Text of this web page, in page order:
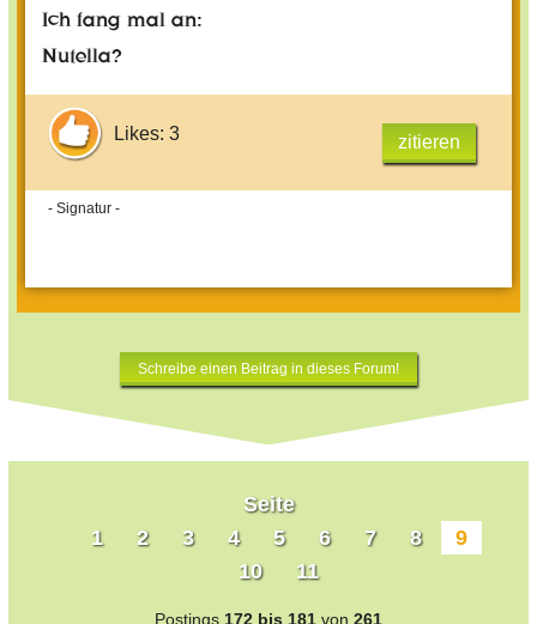
Ich fang mal an:
Nutella?
Likes: 3 zitieren
- Signatur -
Schreibe einen Beitrag in dieses Forum!
Seite
1
2 3 4 5 6 7 8
9
10
11
Postings 172 bis 181 von 261